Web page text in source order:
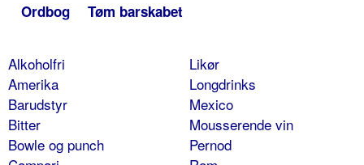
Ordbog Tøm barskabet
Alkoholfri
Amerika
Barudstyr
Bitter
Bowle og punch
Likør
Longdrinks
Mexico
Mousserende vin
Pernod